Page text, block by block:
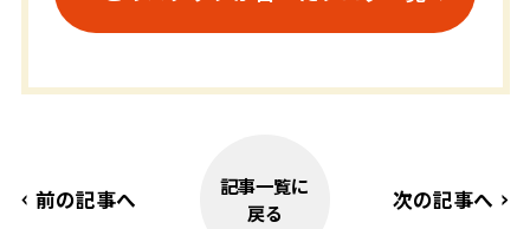
前の記事へ
記事一覧に
戻る
次の記事へ